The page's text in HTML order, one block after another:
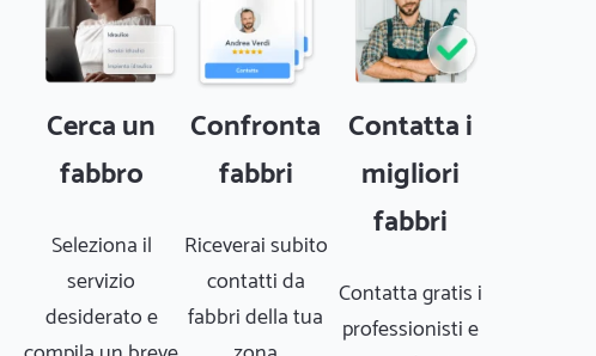
Cerca un
fabbro
Seleziona il
servizio
desiderato e
Confronta
fabbri
Riceverai subito
contatti da
fabbri della tua
Contatta i
migliori
fabbri
Contatta gratis i
professionisti e